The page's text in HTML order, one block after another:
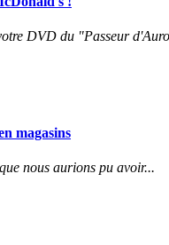
DVD du "Passeur
magasins
nous aurions pu avoir...